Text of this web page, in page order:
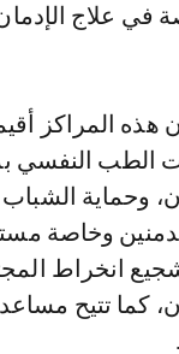
علاج الإدمان
هذه المراكز
الطب النفسي
وحماية
وخاصة
انخراط
كما تتيح